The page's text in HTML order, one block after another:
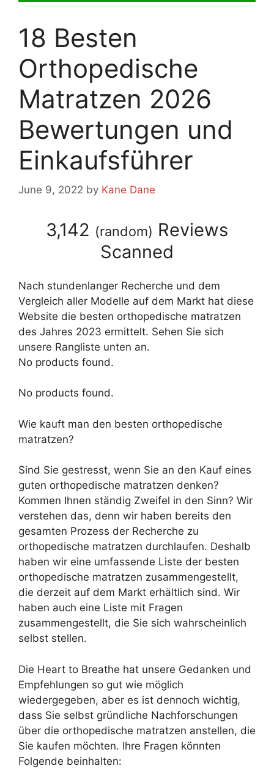
18 Besten
Orthopedische
Matratzen 2026
Bewertungen und
Einkaufsführer
June 9, 2022 by Kane Dane
3,142 (random) Reviews
Scanned
Nach stundenlanger Recherche und dem
Vergleich aller Modelle auf dem Markt hat diese
Website die besten orthopedische matratzen
des Jahres 2023 ermittelt. Sehen Sie sich
unsere Rangliste unten an.
No products found.
No products found.
Wie kauft man den besten orthopedische
matratzen?
Sind Sie gestresst, wenn Sie an den Kauf eines
guten orthopedische matratzen denken?
Kommen Ihnen ständig Zweifel in den Sinn? Wir
verstehen das, denn wir haben bereits den
gesamten Prozess der Recherche zu
orthopedische matratzen durchlaufen. Deshalb
haben wir eine umfassende Liste der besten
orthopedische matratzen zusammengestellt,
die derzeit auf dem Markt erhältlich sind. Wir
haben auch eine Liste mit Fragen
zusammengestellt, die Sie sich wahrscheinlich
selbst stellen.
Die Heart to Breathe hat unsere Gedanken und
Empfehlungen so gut wie möglich
wiedergegeben, aber es ist dennoch wichtig,
dass Sie selbst gründliche Nachforschungen
über die orthopedische matratzen anstellen, die
Sie kaufen möchten. Ihre Fragen könnten
Folgende beinhalten: